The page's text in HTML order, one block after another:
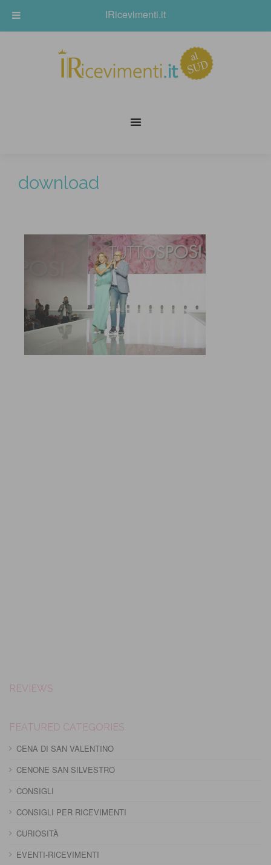
download
REVIEWS
FEATURED CATEGORIES
CENA DI SAN VALENTINO
CENONE SAN SILVESTRO
CONSIGLI
CONSIGLI PER RICEVIMENTI
CURIOSITÀ
EVENTI-RICEVIMENTI
IRicevimenti.it